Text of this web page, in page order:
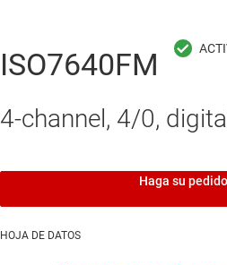
ISO7640FM
4-channel, 4/0,
Haga su
HOJA DE DATOS